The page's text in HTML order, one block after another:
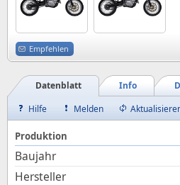
Empfehlen
Info
Datenblatt
Hilfe
Melden
Produktion
Baujahr
Hersteller